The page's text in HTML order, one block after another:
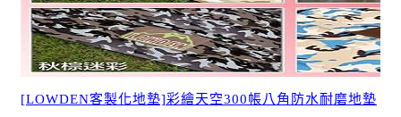
[LOWDEN客製化地墊]彩繪天空300帳八角防水耐磨地墊